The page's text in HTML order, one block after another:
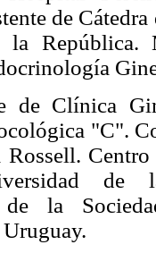
de
la República.
de Clínica
"C".
Rossell.
de
de la